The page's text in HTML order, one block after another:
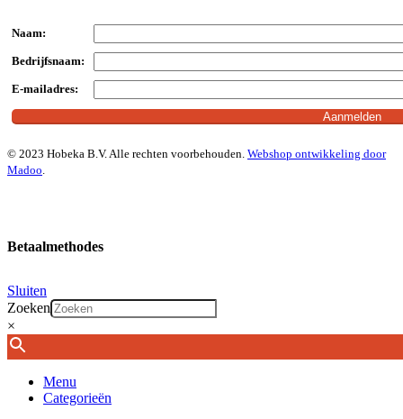
Naam:
Bedrijfsnaam:
E-mailadres:
© 2023 Hobeka B.V. Alle rechten voorbehouden. Webshop ontwikkeling door
Madoo.
Betaalmethodes
Sluiten
Zoeken
×
Menu
Categorieën